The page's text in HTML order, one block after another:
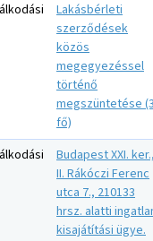
Lakásbérleti
szerződések
közös
megegyezéssel
történő
megszüntetése
fő)
Budapest XXI.
II. Rákóczi Ferenc
utca 7., 210133
hrsz. alatti
kisajátítási ügye.